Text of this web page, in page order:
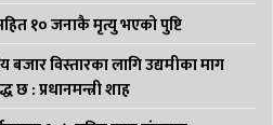
१० जनाकै मृत्यु भएको पुष्टि
बजार विस्तारका लागि उद्यमीका माग
छ : प्रधानमन्त्री शाह